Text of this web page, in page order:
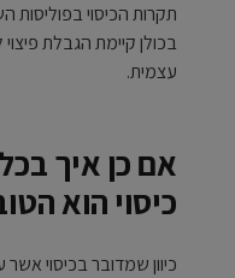
תקרות הכיסוי בפוליסות
בכולן קיימת הגבלת
עצמית.
אם כן איך
כיסוי הוא
כיוון שמדובר בכיסוי